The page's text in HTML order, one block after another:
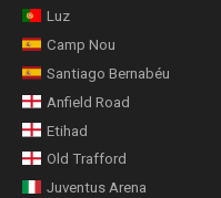
Luz
Camp Nou
Santiago Bernabéu
Anfield Road
Etihad
Old Trafford
Juventus Arena